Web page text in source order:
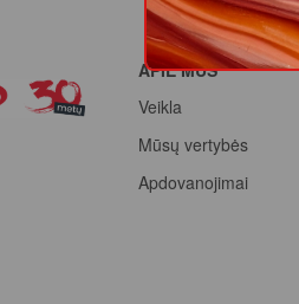
APIE MUS
Veikla
Mūsų vertybės
Apdovanojimai